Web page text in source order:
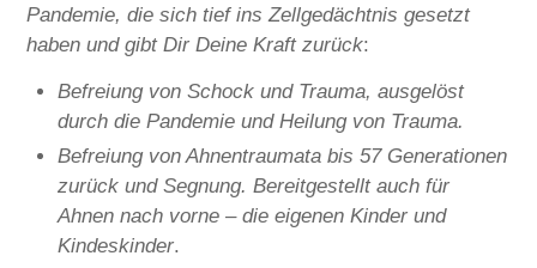
Pandemie, die sich tief ins Zellgedächtnis gesetzt
haben und gibt Dir Deine Kraft zurück:
Befreiung von Schock und Trauma, ausgelöst
durch die Pandemie und Heilung von Trauma.
Befreiung von Ahnentraumata bis 57 Generationen
zurück und Segnung. Bereitgestellt auch für
Ahnen nach vorne – die eigenen Kinder und
Kindeskinder.